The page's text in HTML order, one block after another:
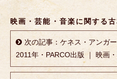
映画・芸能・音楽に関する
次の記事：ケネス・アンガ
2011年・PARCO出版 ｜ 映画